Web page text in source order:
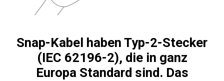
Snap-Kabel haben Typ-2-Stecker
(IEC 62196-2), die in ganz
Europa Standard sind. Das